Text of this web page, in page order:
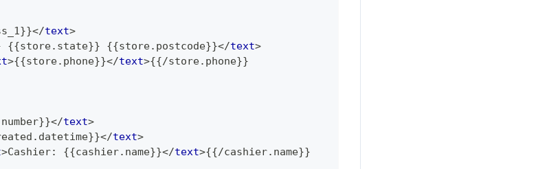
</text>
{{store.postcode}}</text>
>{{store.phone}}</text>{{/store.phone}}
</text>
</text>
>Cashier: {{cashier.name}}</text>{{/cashier.name}}